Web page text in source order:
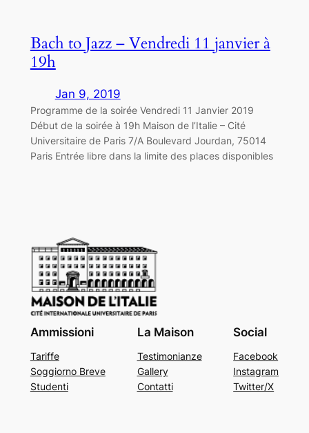
Bach to Jazz – Vendredi 11 janvier à
19h
Jan 9, 2019
Programme de la soirée Vendredi 11 Janvier 2019
Début de la soirée à 19h Maison de l’Italie – Cité
Universitaire de Paris 7/A Boulevard Jourdan, 75014
Paris Entrée libre dans la limite des places disponibles
Ammissioni
Tariffe
Soggiorno Breve
Studenti
La Maison
Testimonianze
Gallery
Contatti
Social
Facebook
Instagram
Twitter/X